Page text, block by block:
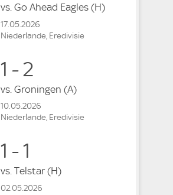
vs. Go Ahead Eagles (H)
17.05.2026
Niederlande, Eredivisie
1 - 2
vs. Groningen (A)
10.05.2026
Niederlande, Eredivisie
1 - 1
vs. Telstar (H)
02.05.2026